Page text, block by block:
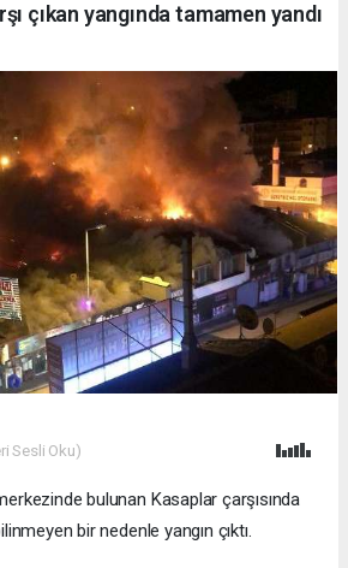
çıkan yangında tamamen yandı
Sesli Oku)
bulunan Kasaplar çarşısında
bir nedenle yangın çıktı.